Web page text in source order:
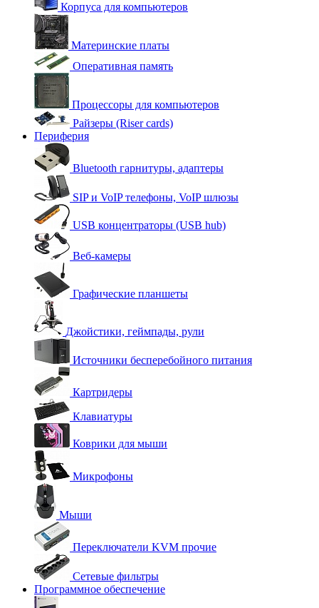
Корпуса для компьютеров
Материнские платы
Оперативная память
Процессоры для компьютеров
Райзеры (Riser cards)
Периферия
Bluetooth гарнитуры, адаптеры
SIP и VoIP телефоны, VoIP шлюзы
USB концентраторы (USB hub)
Веб-камеры
Графические планшеты
Джойстики, геймпады, рули
Источники бесперебойного питания
Картридеры
Клавиатуры
Коврики для мыши
Микрофоны
Мыши
Переключатели KVM прочие
Сетевые фильтры
Программное обеспечение